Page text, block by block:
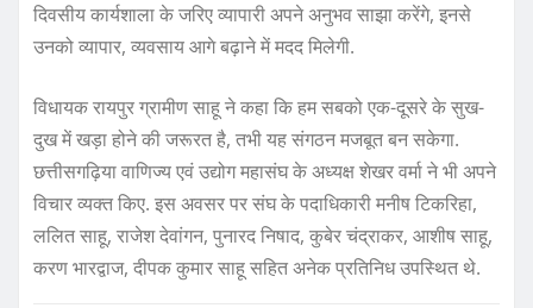
दिवसीय कार्यशाला के जरिए व्यापारी अपने अनुभव साझा करेंगे, इनसे
उनको व्यापार, व्यवसाय आगे बढ़ाने में मदद मिलेगी.
विधायक रायपुर ग्रामीण साहू ने कहा कि हम सबको एक-दूसरे के सुख-
दुख में खड़ा होने की जरूरत है, तभी यह संगठन मजबूत बन सकेगा.
छत्तीसगढ़िया वाणिज्य एवं उद्योग महासंघ के अध्यक्ष शेखर वर्मा ने भी अपने
विचार व्यक्त किए. इस अवसर पर संघ के पदाधिकारी मनीष टिकरिहा,
ललित साहू, राजेश देवांगन, पुनारद निषाद, कुबेर चंद्राकर, आशीष साहू,
करण भारद्वाज, दीपक कुमार साहू सहित अनेक प्रतिनिध उपस्थित थे.